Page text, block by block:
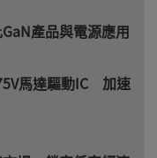
產品與電源應用
馬達驅動IC 加速